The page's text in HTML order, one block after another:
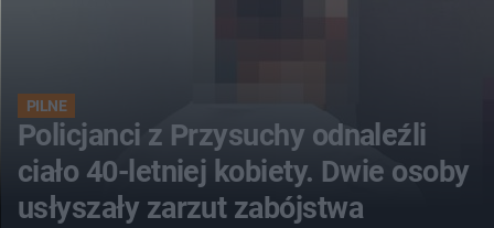
PILNE
Policjanci z Przysuchy odnaleźli
ciało 40-letniej kobiety. Dwie osoby
usłyszały zarzut zabójstwa